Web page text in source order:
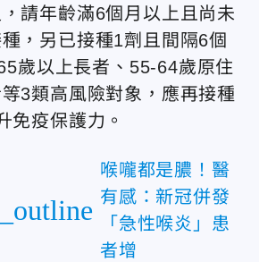
請年齡滿6個月以上且尚未
，另已接種1劑且間隔6個
歲以上長者、55-64歲原住
3類高風險對象，應再接種
免疫保護力。
喉嚨都是膿！醫
有感：新冠併發
「急性喉炎」患
者增